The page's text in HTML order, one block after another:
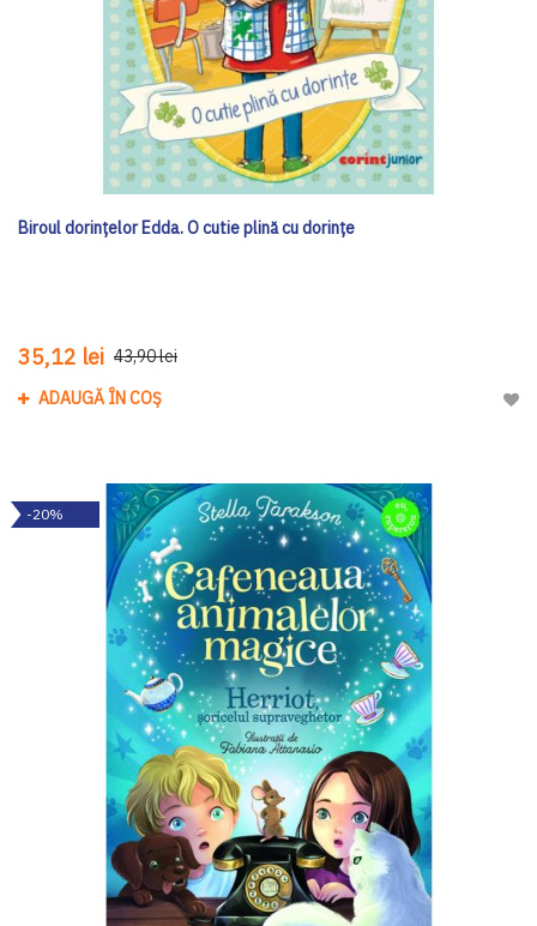
Biroul dorințelor Edda. O cutie plină cu dorințe
35,12 lei 43,90 lei
ADAUGĂ ÎN COȘ
-20%